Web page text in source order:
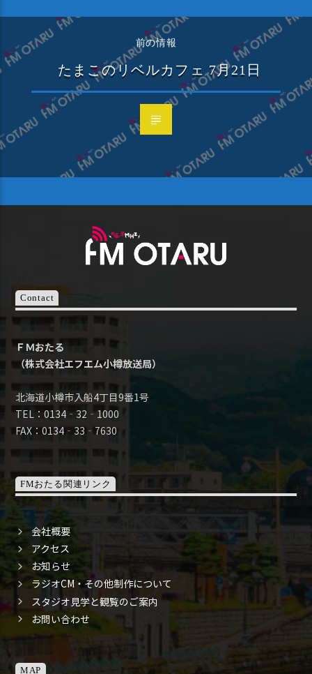
前の情報
たまこのリベルカフェ 7月21日
Contact
ＦＭおたる
（株式会社エフエム小樽放送局）
北海道小樽市入船4丁目9番1号
TEL：0134‐32‐1000
FAX：0134‐33‐7630
FMおたる関連リンク
会社概要
アクセス
お知らせ
ラジオCM・その他制作について
スタジオ見学と観覧のご案内
お問い合わせ
MAP